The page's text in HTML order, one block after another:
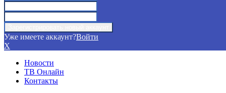
Уже имеете аккаунт?Войти
X
Новости
ТВ Онлайн
Контакты